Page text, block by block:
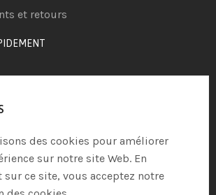
et retours
des cookies pour améliorer
sur notre site Web. En
sur ce site, vous acceptez notre